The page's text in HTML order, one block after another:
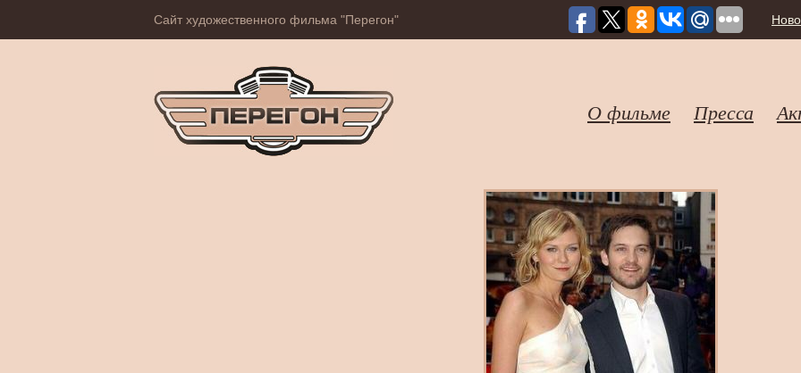
Сайт художественного фильма "Перегон"
О фильме Пресса